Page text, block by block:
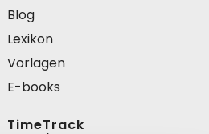
Blog
Lexikon
Vorlagen
E-books
TimeTrack